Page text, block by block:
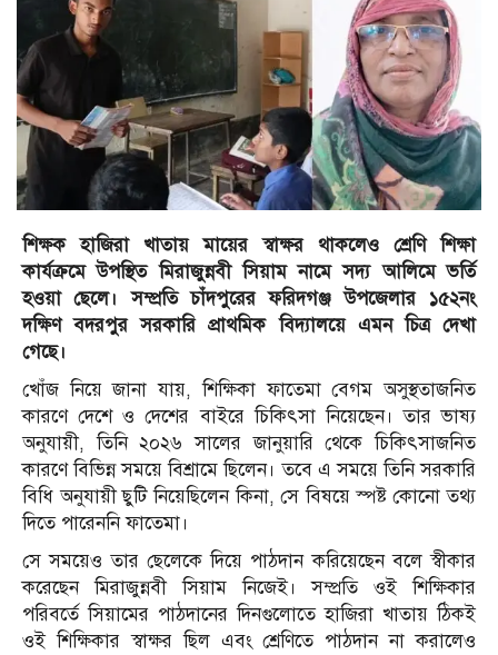
শিক্ষক হাজিরা খাতায় মায়ের স্বাক্ষর থাকলেও শ্রেণি শিক্ষা
কার্যক্রমে উপস্থিত মিরাজুন্নবী সিয়াম নামে সদ্য আলিমে ভর্তি
হওয়া ছেলে। সম্প্রতি চাঁদপুরের ফরিদগঞ্জ উপজেলার ১৫২নং
দক্ষিণ বদরপুর সরকারি প্রাথমিক বিদ্যালয়ে এমন চিত্র দেখা
গেছে।
খোঁজ নিয়ে জানা যায়, শিক্ষিকা ফাতেমা বেগম অসুস্থতাজনিত
কারণে দেশে ও দেশের বাইরে চিকিৎসা নিয়েছেন। তার ভাষ্য
অনুযায়ী, তিনি ২০২৬ সালের জানুয়ারি থেকে চিকিৎসাজনিত
কারণে বিভিন্ন সময়ে বিশ্রামে ছিলেন। তবে এ সময়ে তিনি সরকারি
বিধি অনুযায়ী ছুটি নিয়েছিলেন কিনা, সে বিষয়ে স্পষ্ট কোনো তথ্য
দিতে পারেননি ফাতেমা।
সে সময়েও তার ছেলেকে দিয়ে পাঠদান করিয়েছেন বলে স্বীকার
করেছেন মিরাজুন্নবী সিয়াম নিজেই। সম্প্রতি ওই শিক্ষিকার
পরিবর্তে সিয়ামের পাঠদানের দিনগুলোতে হাজিরা খাতায় ঠিকই
ওই শিক্ষিকার স্বাক্ষর ছিল এবং শ্রেণিতে পাঠদান না করালেও